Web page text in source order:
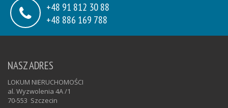
+48 91 812 30 88
+48 886 169 788
NASZ ADRES
LOKUM NIERUCHOMOŚCI
al. Wyzwolenia 4A /1
70-553 Szczecin